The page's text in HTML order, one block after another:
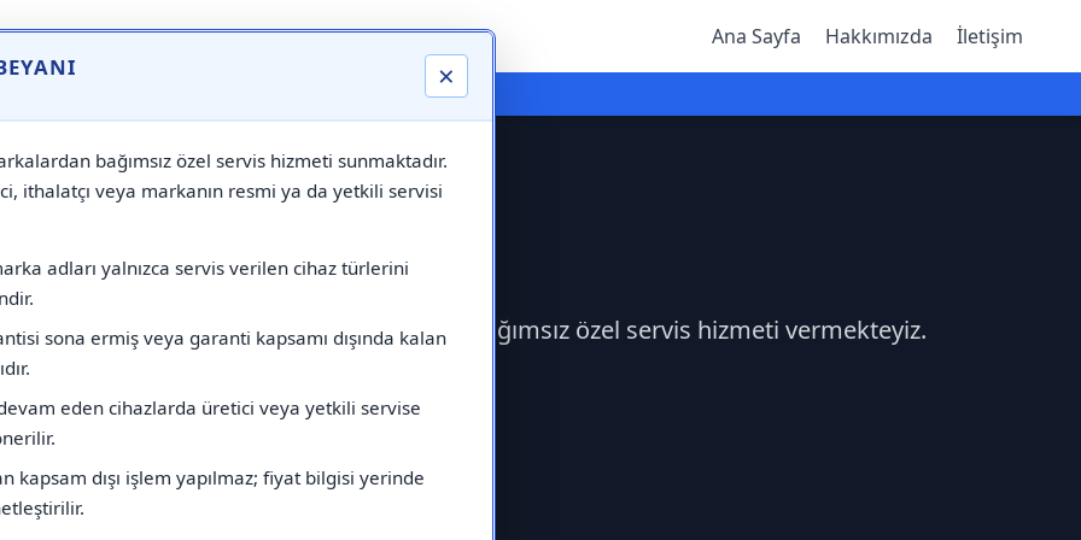
×
bağımsız özel servis hizmeti sunmaktadır.
ithalatçı veya markanın resmi ya da yetkili servisi
adları yalnızca servis verilen cihaz türlerini
sona ermiş veya garanti kapsamı dışında kalan
eden cihazlarda üretici veya yetkili servise
kapsam dışı işlem yapılmaz; fiyat bilgisi yerinde
Ana Sayfa Hakkımızda İletişim
⚠️ Markadan Bağımsız "Özel Servis" Hizmeti
Daylux Servisi çağırabilirsiniz.Markadan bağımsız özel servis hizmeti vermekteyiz.